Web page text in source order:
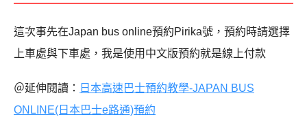
這次事先在Japan bus online預約Pirika號，預約時請選擇
上車處與下車處，我是使用中文版預約就是線上付款
＠延伸閱讀：
日本高速巴士預約教學-JAPAN BUS
ONLINE(日本巴士e路通)預約